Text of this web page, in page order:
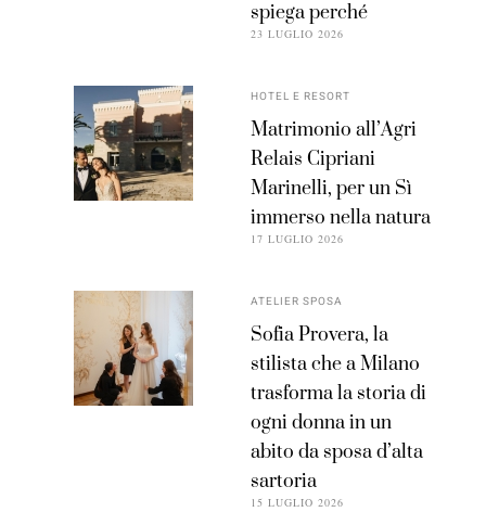
spiega perché
23 LUGLIO 2026
HOTEL E RESORT
Matrimonio all’Agri
Relais Cipriani
Marinelli, per un Sì
immerso nella natura
17 LUGLIO 2026
ATELIER SPOSA
Sofia Provera, la
stilista che a Milano
trasforma la storia di
ogni donna in un
abito da sposa d’alta
sartoria
15 LUGLIO 2026